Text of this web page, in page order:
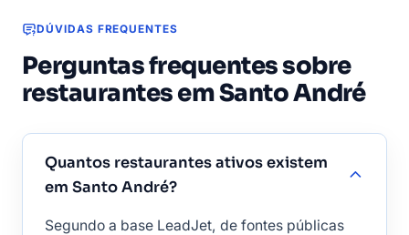
DÚVIDAS FREQUENTES
Perguntas frequentes sobre
restaurantes em Santo André
Quantos restaurantes ativos existem
em Santo André?
Segundo a base LeadJet, de fontes públicas